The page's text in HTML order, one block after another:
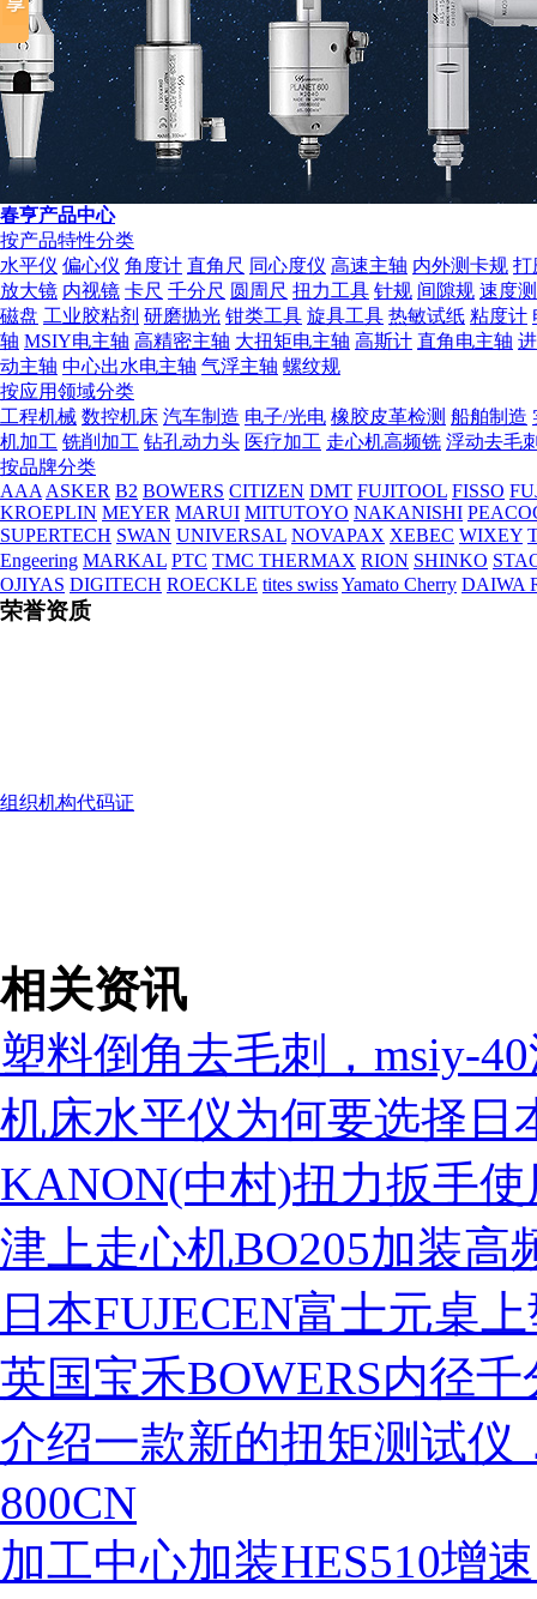
春亨产品中心
按产品特性分类
水平仪 偏心仪 角度计 直角尺 同心度仪 高速主轴 内外测卡规 打
放大镜 内视镜 卡尺 千分尺 圆周尺 扭力工具 针规 间隙规 速度
磁盘 工业胶粘剂 研磨抛光 钳类工具 旋具工具 热敏试纸 粘度计
轴 MSIY电主轴 高精密主轴 大扭矩电主轴 高斯计 直角电主轴
动主轴 中心出水电主轴 气浮主轴 螺纹规
按应用领域分类
工程机械 数控机床 汽车制造 电子/光电 橡胶皮革检测 船舶制造
机加工 铣削加工 钻孔动力头 医疗加工 走心机高频铣 浮动去毛
按品牌分类
AAA ASKER B2 BOWERS CITIZEN DMT FUJITOOL FISSO
KROEPLIN MEYER MARUI MITUTOYO NAKANISHI
SUPERTECH SWAN UNIVERSAL NOVAPAX XEBEC WIXEY
Engeering MARKAL PTC TMC THERMAX RION SHINKO
OJIYAS DIGITECH ROECKLE tites swissYamato Cherry DAIWA
荣誉资质
营业执照
税务登记证
相关资讯
塑料倒角去毛刺，msiy-
机床水平仪为何要选择日
KANON(中村)扭力扳手
津上走心机BO205加装高
日本FUJECEN富士元桌
英国宝禾BOWERS内径千
介绍一款新的扭矩测试仪
800CN
加工中心加装HES510增